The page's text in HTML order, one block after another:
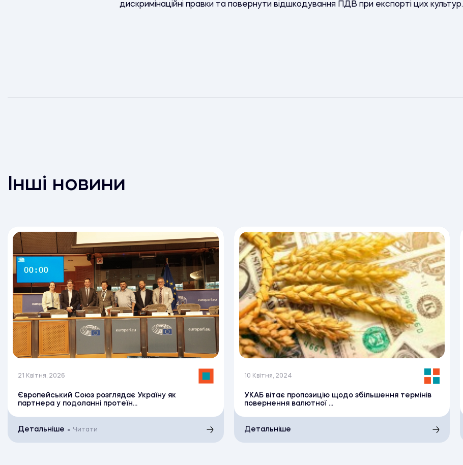
дискримінаційні правки та повернути відшкодування ПДВ при експорті цих культур.
Інші новини
21 Квітня, 2026
Європейський Союз розглядає Україну як
партнера у подоланні протеїн...
Детальніше Читати
10 Квітня, 2024
УКАБ вітає пропозицію щодо збільшення термінів
повернення валютної ...
Детальніше